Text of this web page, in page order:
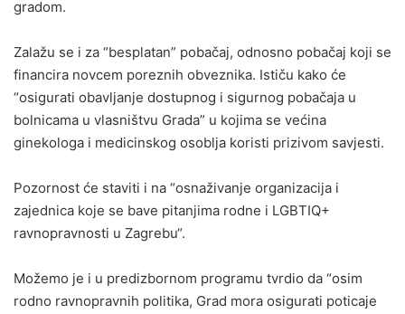
gradom.
Zalažu se i za “besplatan” pobačaj, odnosno pobačaj koji se
financira novcem poreznih obveznika. Ističu kako će
“osigurati obavljanje dostupnog i sigurnog pobačaja u
bolnicama u vlasništvu Grada” u kojima se većina
ginekologa i medicinskog osoblja koristi prizivom savjesti.
Pozornost će staviti i na “osnaživanje organizacija i
zajednica koje se bave pitanjima rodne i LGBTIQ+
ravnopravnosti u Zagrebu“.
Možemo je i u predizbornom programu tvrdio da “osim
rodno ravnopravnih politika, Grad mora osigurati poticaje